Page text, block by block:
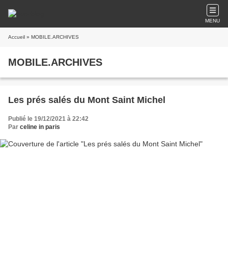
MENU
Accueil » MOBILE.ARCHIVES
MOBILE.ARCHIVES
Les prés salés du Mont Saint Michel
Publié le 19/12/2021 à 22:42
Par celine in paris